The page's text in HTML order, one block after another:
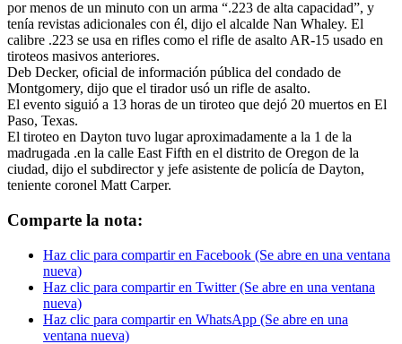
por menos de un minuto con un arma “.223 de alta capacidad”, y
tenía revistas adicionales con él, dijo el alcalde Nan Whaley. El
calibre .223 se usa en rifles como el rifle de asalto AR-15 usado en
tiroteos masivos anteriores.
Deb Decker, oficial de información pública del condado de
Montgomery, dijo que el tirador usó un rifle de asalto.
El evento siguió a 13 horas de un tiroteo que dejó 20 muertos en El
Paso, Texas.
El tiroteo en Dayton tuvo lugar aproximadamente a la 1 de la
madrugada .en la calle East Fifth en el distrito de Oregon de la
ciudad, dijo el subdirector y jefe asistente de policía de Dayton,
teniente coronel Matt Carper.
Comparte la nota:
Haz clic para compartir en Facebook (Se abre en una ventana
nueva)
Haz clic para compartir en Twitter (Se abre en una ventana
nueva)
Haz clic para compartir en WhatsApp (Se abre en una
ventana nueva)